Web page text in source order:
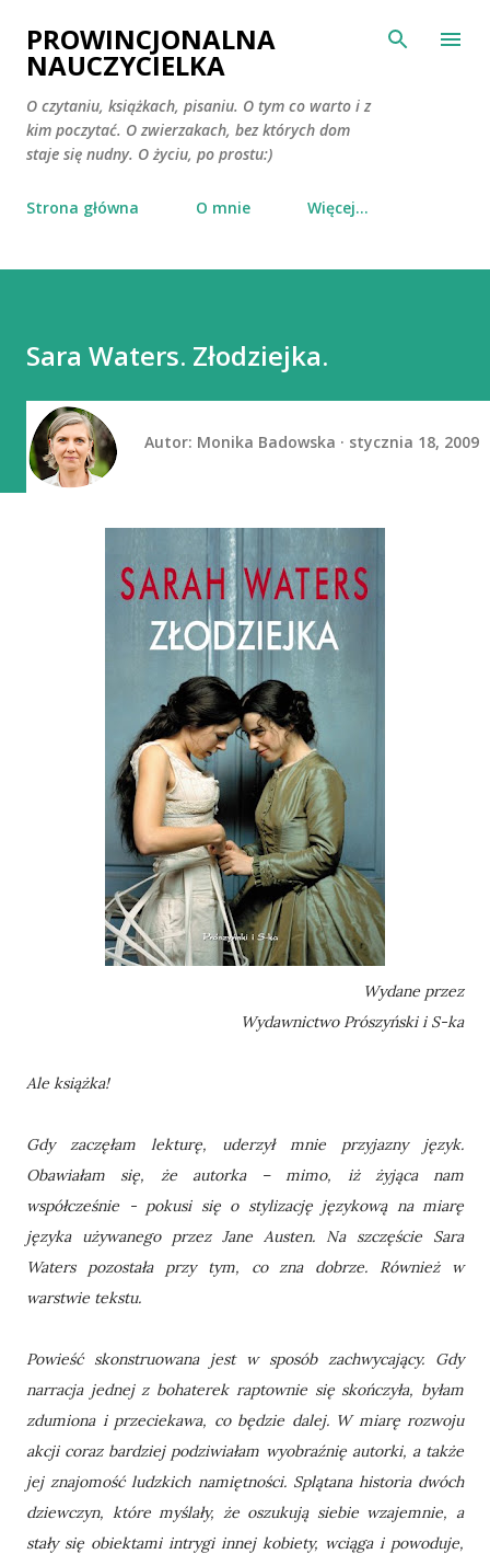
Przejdź do głównej zawartości
PROWINCJONALNA
NAUCZYCIELKA
O czytaniu, książkach, pisaniu. O tym co warto i z
kim poczytać. O zwierzakach, bez których dom
staje się nudny. O życiu, po prostu:)
Strona główna O mnie Więcej…
Sara Waters. Złodziejka.
Autor: Monika Badowska stycznia 18, 2009
Wydane przez
Wydawnictwo Prószyński i S-ka
Ale książka!
Gdy zaczęłam lekturę, uderzył mnie przyjazny język.
Obawiałam się, że autorka – mimo, iż żyjąca nam
współcześnie - pokusi się o stylizację językową na miarę
języka używanego przez Jane Austen. Na szczęście Sara
Waters pozostała przy tym, co zna dobrze. Również w
warstwie tekstu.
Powieść skonstruowana jest w sposób zachwycający. Gdy
narracja jednej z bohaterek raptownie się skończyła, byłam
zdumiona i przeciekawa, co będzie dalej. W miarę rozwoju
akcji coraz bardziej podziwiałam wyobraźnię autorki, a także
jej znajomość ludzkich namiętności. Splątana historia dwóch
dziewczyn, które myślały, że oszukują siebie wzajemnie, a
stały się obiektami intrygi innej kobiety, wciąga i powoduje,